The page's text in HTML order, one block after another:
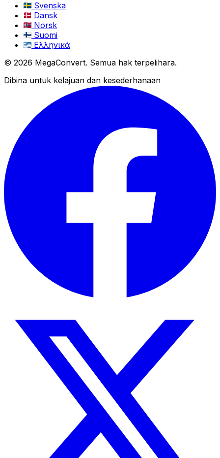
Svenska
Dansk
Norsk
Suomi
Ελληνικά
© 2026 MegaConvert. Semua hak terpelihara.
Dibina untuk kelajuan dan kesederhanaan